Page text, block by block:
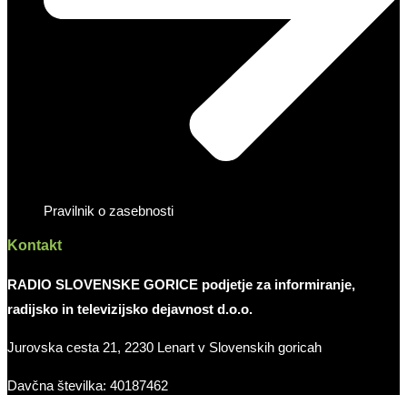
Pravilnik o zasebnosti
Kontakt
RADIO SLOVENSKE GORICE podjetje za informiranje,
radijsko in televizijsko dejavnost d.o.o.
Jurovska cesta 21, 2230 Lenart v Slovenskih goricah
Davčna številka: 40187462